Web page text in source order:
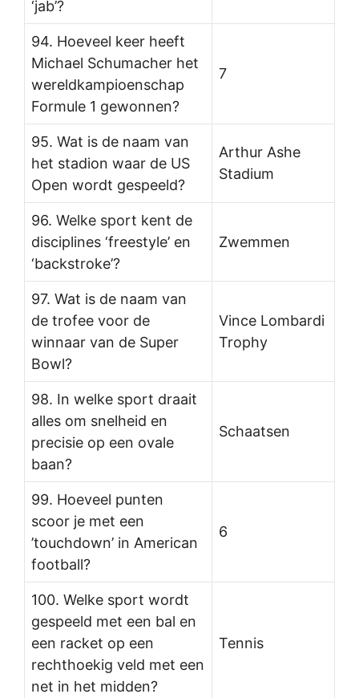
‘jab’?
94. Hoeveel keer heeft
Michael Schumacher het
wereldkampioenschap
Formule 1 gewonnen?
7
95. Wat is de naam van
het stadion waar de US
Open wordt gespeeld?
Arthur Ashe
Stadium
96. Welke sport kent de
disciplines ‘freestyle’ en
‘backstroke’?
Zwemmen
97. Wat is de naam van
de trofee voor de
winnaar van de Super
Bowl?
Vince Lombardi
Trophy
98. In welke sport draait
alles om snelheid en
precisie op een ovale
baan?
Schaatsen
99. Hoeveel punten
scoor je met een
’touchdown’ in American
football?
6
100. Welke sport wordt
gespeeld met een bal en
een racket op een
rechthoekig veld met een
net in het midden?
Tennis